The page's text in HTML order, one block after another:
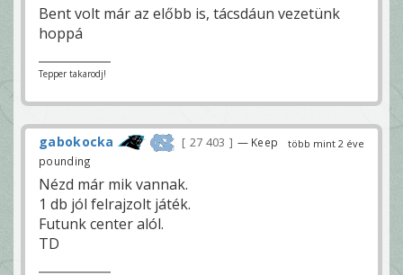
Bent volt már az előbb is, tácsdáun vezetünk
hoppá
Tepper takarodj!
több mint 2 éve
gabokocka 27 403
— Keep
pounding
Nézd már mik vannak.
1 db jól felrajzolt játék.
Futunk center alól.
TD